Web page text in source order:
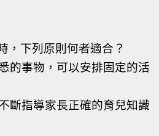
，下列原則何者適合？
的事物，可以安排固定的活
斷指導家長正確的育兒知識